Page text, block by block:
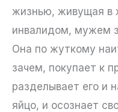
жизнью, живущая в
инвалидом, мужем
Она по жуткому
зачем, покупает к
разделывает его и
яйцо, и осознает